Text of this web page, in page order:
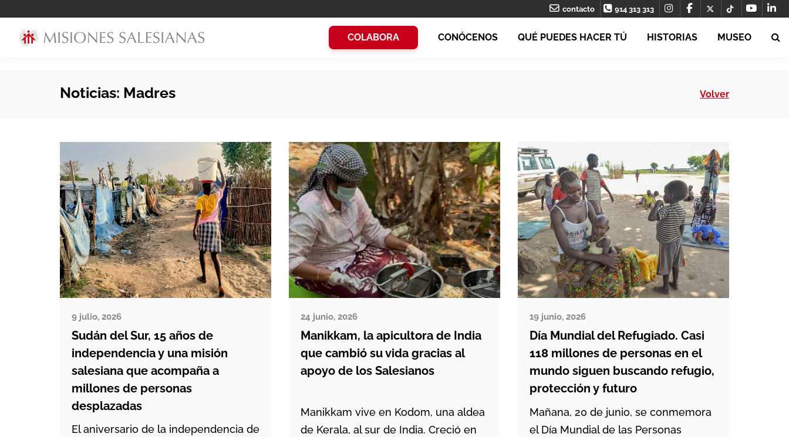
contacto 914 313 313
COLABORA CONÓCENOS QUÉ PUEDES HACER TÚ HISTORIAS MUSEO
Volver
Noticias: Madres
9 julio, 2026
Sudán del Sur, 15 años de
independencia y una misión
salesiana que acompaña a
millones de personas
desplazadas
El aniversario de la independencia de
24 junio, 2026
Manikkam, la apicultora de India
que cambió su vida gracias al
apoyo de los Salesianos
Manikkam vive en Kodom, una aldea
de Kerala, al sur de India. Creció en
19 junio, 2026
Día Mundial del Refugiado. Casi
118 millones de personas en el
mundo siguen buscando refugio,
protección y futuro
Mañana, 20 de junio, se conmemora
el Día Mundial de las Personas